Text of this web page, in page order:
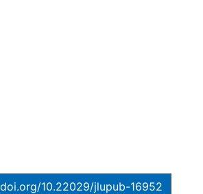
10.22029/jlupub-16952